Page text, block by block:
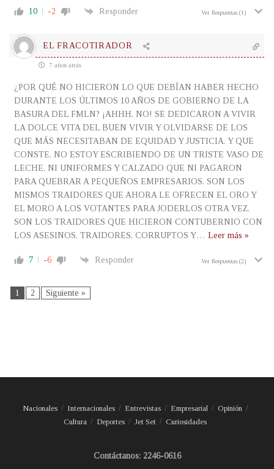
10 -2 Responder Ver Respuestas (1)
EL FRACOTIRADOR
7 años atrás
¿POR QUÉ NO HICIERON LO QUE DEBÍAN HABER HECHO
DURANTE LOS ÚLTIMOS 10 AÑOS DE GOBIERNO DE LA
BASURA DEL FMLN? ¡AHHH, NO! SE DEDICARON A VIVIR
LA DOLCE VITA DEL BUEN VIVIR Y OLVIDARSE DE LOS
QUE MÁS NECESITABAN DE EQUIDAD Y JUSTICIA. Y QUE
CONSTE, NO ESTOY ESCRIBIENDO DE UN TRISTE VASO DE
LECHE, NI UNIFORMES Y CALZADO QUE NI PAGARON
PARA QUEBRAR A PEQUEÑOS EMPRESARIOS. SON LOS
MISMOS TRAIDORES QUE AHORA LE OFRECEN EL ORO Y
EL MORO A LOS VOTANTES PARA JODERLOS OTRA VEZ.
SON LOS TRAIDORES QUE HICIERON CONTUBERNIO CON
LOS ASESINOS, TRAIDORES, CORRUPTOS Y… Leer más »
7 -6 Responder Ver Respuestas (2)
1 2 Siguiente »
Nacionales Internacionales Entrevistas Empresarial
Opinión
Cultura
Deportes Jet Set Curiosidades
Contáctanos: 2246-0616